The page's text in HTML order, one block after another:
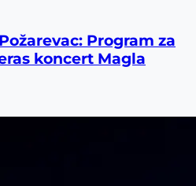
Program za
koncert Magla